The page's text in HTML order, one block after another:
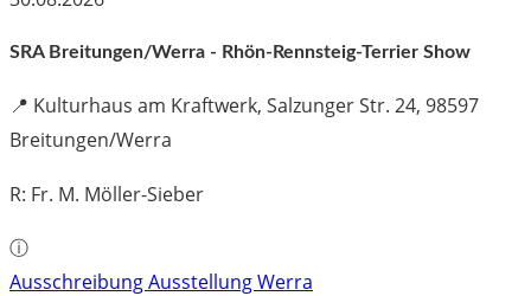
SRA Breitungen/Werra - Rhön-Rennsteig-Terrier Show
📍 Kulturhaus am Kraftwerk, Salzunger Str. 24, 98597
Breitungen/Werra
R: Fr. M. Möller-Sieber
ⓘ
Ausschreibung Ausstellung Werra